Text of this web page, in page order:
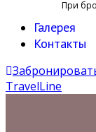
При
Галерея
Контакты
TravelLine